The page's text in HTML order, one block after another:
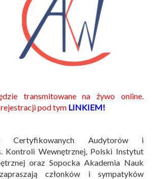
transmitowane na żywo online.
pod tym LINKIEM!
Certyfikowanych Audytorów i
Kontroli Wewnętrznej, Polski Instytut
oraz Sopocka Akademia Nauk
członków i sympatyków